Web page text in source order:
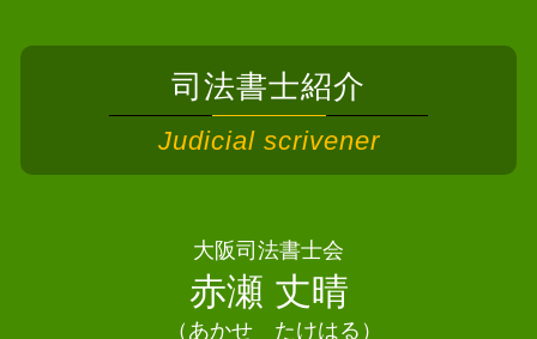
任意整理 ブラックリスト
個人再生 クレジットカード
自己破産 2回目
個人再生 失敗
自己破産 デメリット 車
自己破産 できない
遺産分割協議 いつまで
遺産分割協議 進まない
相続 相談先
遺言書 書き方
相続人 申告 登記
相続放棄 兄弟
遺言書 遺留分
相続 不動産登記
相続 寄与分
債務整理 司法書士 富田林市
相続 司法書士 岸和田市
債務整理 司法書士 柏原市
債務整理 司法書士 枚方市
債務整理 司法書士 交野市
債務整理 司法書士 堺市
相続 司法書士 河南町
司法書士紹介
Judicial scrivener
大阪司法書士会
赤瀬 丈晴
（あかせ たけはる）